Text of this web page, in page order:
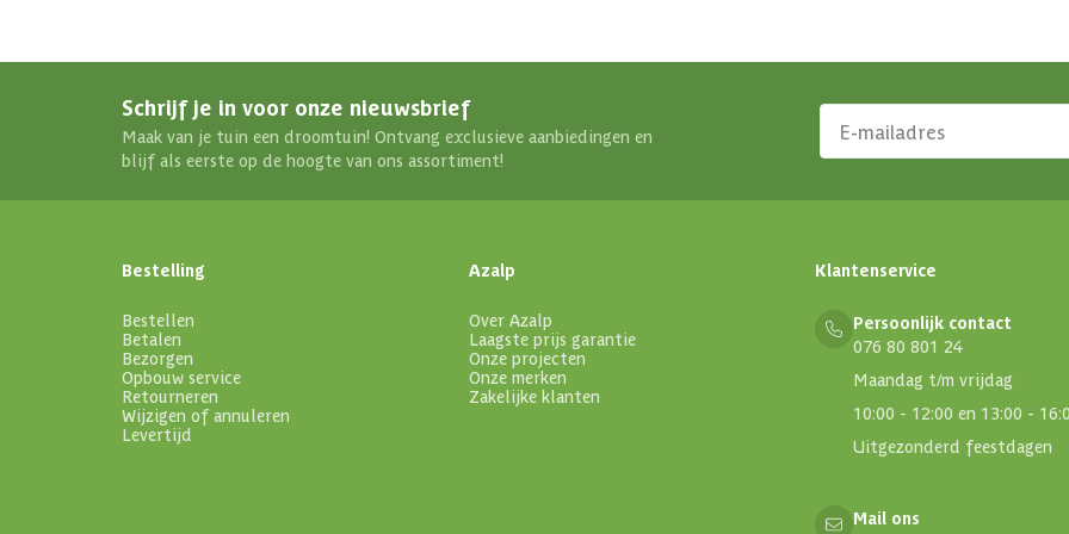
Schrijf je in voor onze nieuwsbrief
Maak van je tuin een droomtuin! Ontvang exclusieve aanbiedingen en
blijf als eerste op de hoogte van ons assortiment!
Bestelling
Bestellen
Betalen
Bezorgen
Opbouw service
Retourneren
Wijzigen of annuleren
Levertijd
Azalp
Over Azalp
Laagste prijs garantie
Onze projecten
Onze merken
Zakelijke klanten
Klantenservice
Persoonlijk contact
076 80 801 24
Maandag t/m vrijdag
10:00 - 12:00 en 13:00 -
Uitgezonderd feestdagen
Mail ons